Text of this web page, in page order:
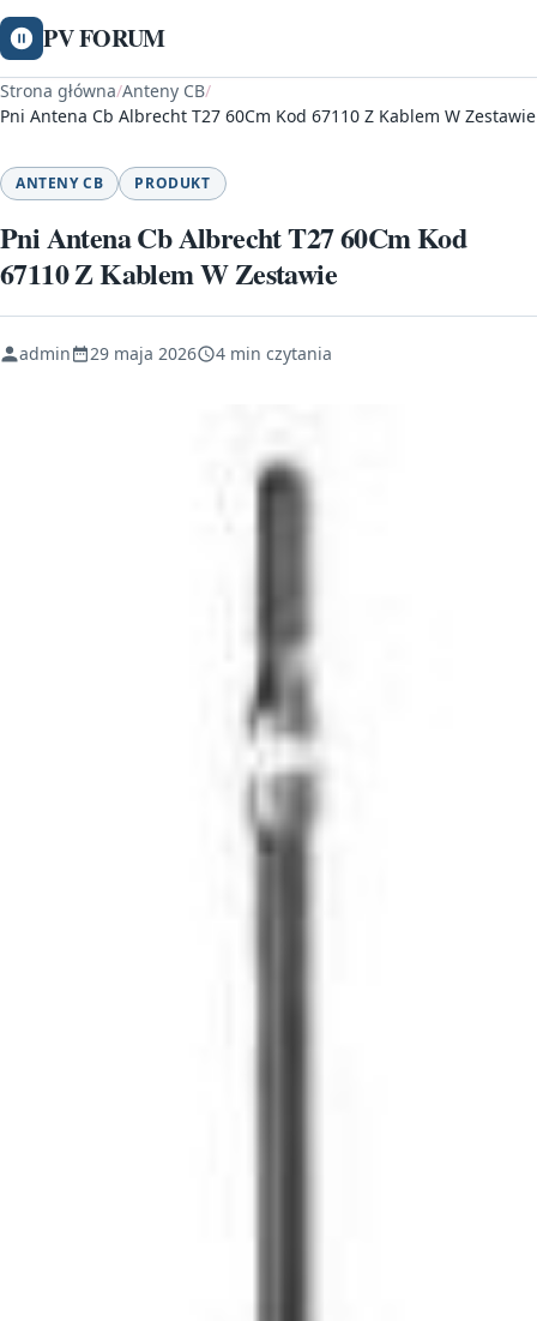
PV FORUM
Strona główna/Anteny CB/
Pni Antena Cb Albrecht T27 60Cm Kod 67110 Z Kablem W Zestawie
ANTENY CB PRODUKT
Pni Antena Cb Albrecht T27 60Cm Kod
67110 Z Kablem W Zestawie
admin 29 maja 2026 4 min czytania